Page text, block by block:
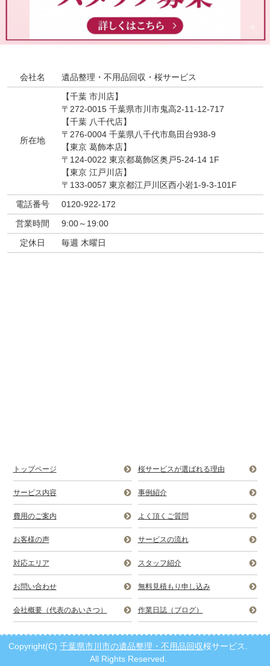
会社名 遺品整理・不用品回収・桜サービス
所在地
【千葉 市川店】
〒272-0015 千葉県市川市鬼高2-11-12-717
【千葉 八千代店】
〒276-0004 千葉県八千代市島田台938-9
【東京 葛飾本店】
〒124-0022 東京都葛飾区奥戸5-24-14 1F
【東京 江戸川店】
〒133-0057 東京都江戸川区西小岩1-9-3-101F
電話番号
0120-922-172
営業時間
9:00～19:00
定休日
毎週 木曜日
トップページ 桜サービスが選ばれる理由
サービス内容 事例紹介
費用のご案内 よく頂くご質問
お客様の声 サービスの流れ
対応エリア スタッフ紹介
お問い合わせ 無料見積もり申し込み
会社概要（代表のあいさつ） 作業日誌（ブログ）
Copyright(C)千葉県市川市の遺品整理・不用品回収桜サービス.
All Rights Reserved.